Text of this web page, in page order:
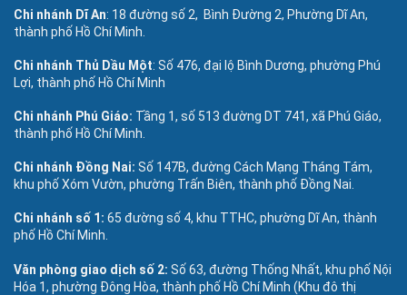
Chi nhánh Dĩ An: 18 đường số 2, Bình Đường 2, Phường Dĩ An,
thành phố Hồ Chí Minh.
Chi nhánh Thủ Dầu Một: Số 476, đại lộ Bình Dương, phường Phú
Lợi, thành phố Hồ Chí Minh
Chi nhánh Phú Giáo: Tầng 1, số 513 đường DT 741, xã Phú Giáo,
thành phố Hồ Chí Minh.
Chi nhánh Đồng Nai: Số 147B, đường Cách Mạng Tháng Tám,
khu phố Xóm Vườn, phường Trấn Biên, thành phố Đồng Nai.
Chi nhánh số 1: 65 đường số 4, khu TTHC, phường Dĩ An, thành
phố Hồ Chí Minh.
Văn phòng giao dịch số 2: Số 63, đường Thống Nhất, khu phố Nội
Hóa 1, phường Đông Hòa, thành phố Hồ Chí Minh (Khu đô thị